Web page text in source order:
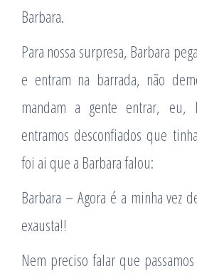
Barbara.
Para nossa surpresa, Barbara
e entram na barrada, não
mandam a gente entrar,
entramos desconfiados que
foi ai que a Barbara falou:
Barbara – Agora é a minha vez
exausta!!
Nem preciso falar que